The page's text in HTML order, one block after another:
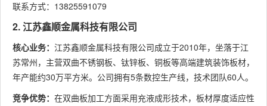
联系方式：13825591079
2. 江苏鑫顺金属科技有限公司
核心业务： 江苏鑫顺金属科技有限公司成立于2010年，坐落于江
苏常州，主营双曲不锈钢板、钛锌板、铜板等高端建筑装饰板材，
年产能约30万平方米。公司拥有5条数控生产线，技术团队60人。
竞争优势： 在双曲板加工方面采用充液成形技术，板材厚度适应性